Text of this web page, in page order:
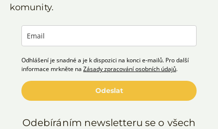
komunity.
Odhlášení je snadné a je k dispozici na konci e-mailů. Pro další
informace mrkněte na Zásady zpracování osobních údajů.
Odeslat
Odebíráním newsletteru se o všech